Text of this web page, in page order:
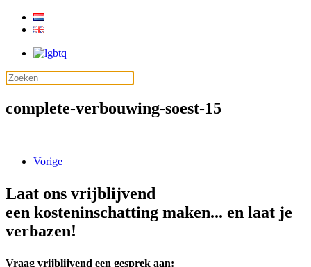
complete-verbouwing-soest-15
Vorige
Laat ons vrijblijvend
een kosteninschatting maken... en laat je
verbazen!
Vraag vrijblijvend een gesprek aan: